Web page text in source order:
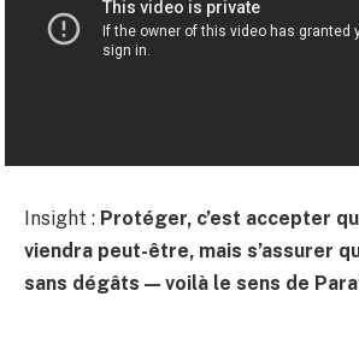
Insight : Protéger, c’est accepter
viendra peut-être, mais s’assurer
sans dégâts — voilà le sens de